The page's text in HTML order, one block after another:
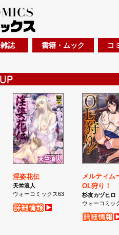
雑誌 書籍・ムック コ
淫姿花伝
天竺浪人
ウォーコミックス63
メルティム
OL狩り！
杉友カヅヒロ
ウォーコミッ